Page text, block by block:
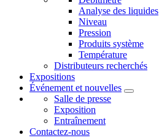
Analyse des liquides
Niveau
Pression
Produits système
Température
Distributeurs recherchés
Expositions
Événement et nouvelles
Salle de presse
Exposition
Entraînement
Contactez-nous